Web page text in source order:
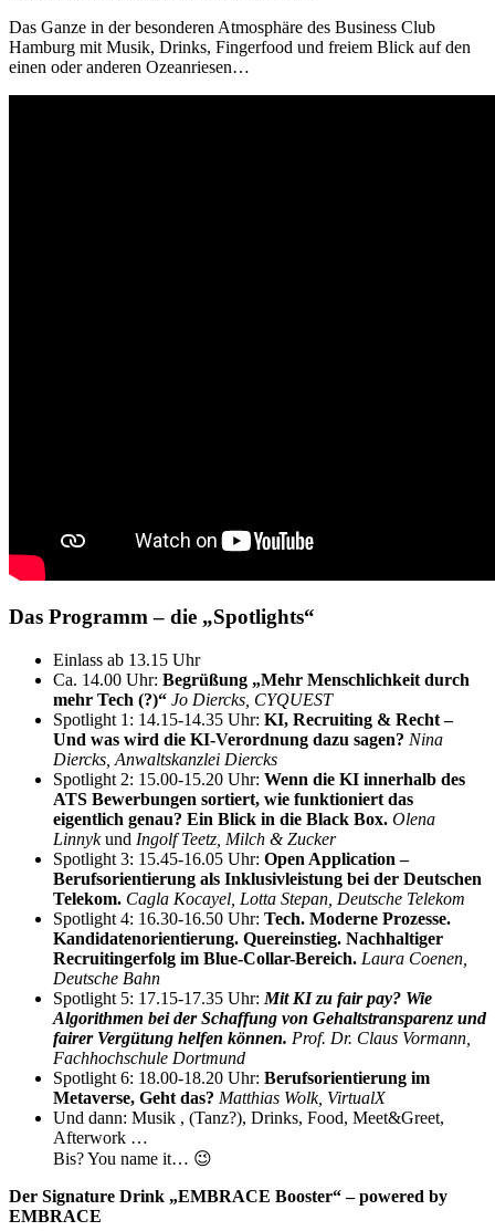
Das Ganze in der besonderen Atmosphäre des Business Club
Hamburg mit Musik, Drinks, Fingerfood und freiem Blick auf den
einen oder anderen Ozeanriesen…
Das Programm – die „Spotlights“
Einlass ab 13.15 Uhr
Ca. 14.00 Uhr: Begrüßung „Mehr Menschlichkeit durch
mehr Tech (?)“ Jo Diercks, CYQUEST
Spotlight 1: 14.15-14.35 Uhr: KI, Recruiting & Recht –
Und was wird die KI-Verordnung dazu sagen? Nina
Diercks, Anwaltskanzlei Diercks
Spotlight 2: 15.00-15.20 Uhr: Wenn die KI innerhalb des
ATS Bewerbungen sortiert, wie funktioniert das
eigentlich genau? Ein Blick in die Black Box. Olena
Linnykund Ingolf Teetz, Milch & Zucker
Spotlight 3: 15.45-16.05 Uhr: Open Application –
Berufsorientierung als Inklusivleistung bei der Deutschen
Telekom. Cagla Kocayel, Lotta Stepan, Deutsche Telekom
Spotlight 4: 16.30-16.50 Uhr: Tech. Moderne Prozesse.
Kandidatenorientierung. Quereinstieg. Nachhaltiger
Recruitingerfolg im Blue-Collar-Bereich. Laura Coenen,
Deutsche Bahn
Spotlight 5: 17.15-17.35 Uhr: Mit KI zu fair pay? Wie
Algorithmen bei der Schaffung von Gehaltstransparenz und
fairer Vergütung helfen können. Prof. Dr. Claus Vormann,
Fachhochschule Dortmund
Spotlight 6: 18.00-18.20 Uhr: Berufsorientierung im
Metaverse, Geht das? Matthias Wolk, VirtualX
Und dann: Musik , (Tanz?), Drinks, Food, Meet&Greet,
Afterwork …
Bis? You name it… 😉
Der Signature Drink „EMBRACE Booster“ – powered by
EMBRACE